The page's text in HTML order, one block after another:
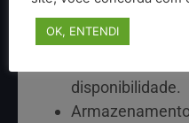
Virtualização
disponibilidade.
OK, ENTENDI